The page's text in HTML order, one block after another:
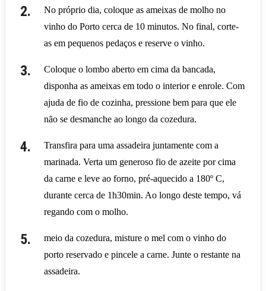
No próprio dia, coloque as ameixas de molho no
vinho do Porto cerca de 10 minutos. No final, corte-
as em pequenos pedaços e reserve o vinho.
Coloque o lombo aberto em cima da bancada,
disponha as ameixas em todo o interior e enrole. Com
ajuda de fio de cozinha, pressione bem para que ele
não se desmanche ao longo da cozedura.
Transfira para uma assadeira juntamente com a
marinada. Verta um generoso fio de azeite por cima
da carne e leve ao forno, pré-aquecido a 180º C,
durante cerca de 1h30min. Ao longo deste tempo, vá
regando com o molho.
meio da cozedura, misture o mel com o vinho do
porto reservado e pincele a carne. Junte o restante na
assadeira.